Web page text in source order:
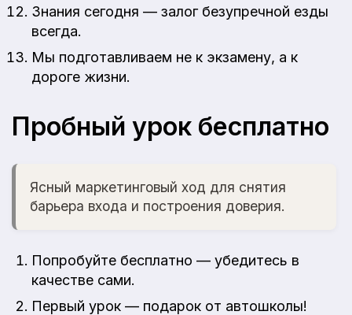
Знания сегодня — залог безупречной езды
всегда.
Мы подготавливаем не к экзамену, а к
дороге жизни.
Пробный урок бесплатно
Ясный маркетинговый ход для снятия
барьера входа и построения доверия.
Попробуйте бесплатно — убедитесь в
качестве сами.
Первый урок — подарок от автошколы!